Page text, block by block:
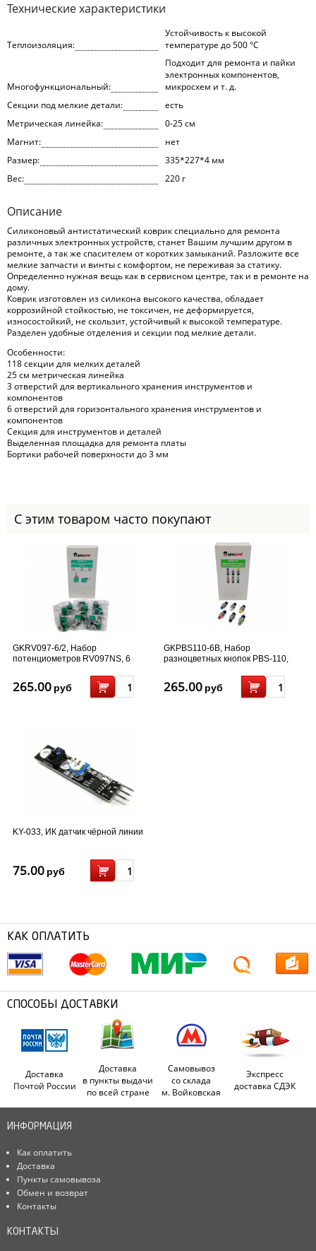
Технические характеристики
Теплоизоляция:
Устойчивость к высокой
температуре до 500 °С
Многофункциональный:
Подходит для ремонта и пайки
электронных компонентов,
микросхем и т. д.
Секции под мелкие детали:
есть
Метрическая линейка:
0-25 см
Магнит:
нет
Размер:
335*227*4 мм
Вес:
220 г
Описание
Силиконовый антистатический коврик специально для ремонта
различных электронных устройств, станет Вашим лучшим другом в
ремонте, а так же спасителем от коротких замыканий. Разложите все
мелкие запчасти и винты с комфортом, не переживая за статику.
Определенно нужная вещь как в сервисном центре, так и в ремонте на
дому.
Коврик изготовлен из силикона высокого качества, обладает
коррозийной стойкостью, не токсичен, не деформируется,
износостойкий, не скользит, устойчивый к высокой температуре.
Разделен удобные отделения и секции под мелкие детали.
Особенности:
118 секции для мелких деталей
25 см метрическая линейка
3 отверстий для вертикального хранения инструментов и
компонентов
6 отверстий для горизонтального хранения инструментов и
компонентов
Секция для инструментов и деталей
Выделенная площадка для ремонта платы
Бортики рабочей поверхности до 3 мм
С этим товаром часто покупают
GKRV097-6/2, Набор
потенциометров RV097NS, 6
265.00 руб
GKPBS110-6B, Набор
разноцветных кнопок PBS-110,
265.00 руб
KY-033, ИК датчик чёрной линии
75.00 руб
КАК ОПЛАТИТЬ
СПОСОБЫ ДОСТАВКИ
Доставка
Почтой России
Доставка
в пункты выдачи
по всей стране
Самовывоз
со склада
м. Войковская
Экспресс
доставка СДЭК
ИНФОРМАЦИЯ
Как оплатить
Доставка
Пункты самовывоза
Обмен и возврат
Контакты
КОНТАКТЫ